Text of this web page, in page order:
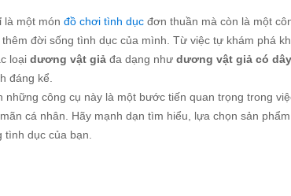
là một món đồ chơi tình dục đơn thuần mà còn là một
đời sống tình dục của mình. Từ việc tự khám phá
loại dương vật giả đa dạng như dương vật giả có
đáng kể.
những công cụ này là một bước tiến quan trọng trong
cá nhân. Hãy mạnh dạn tìm hiểu, lựa chọn sản
dục của bạn.